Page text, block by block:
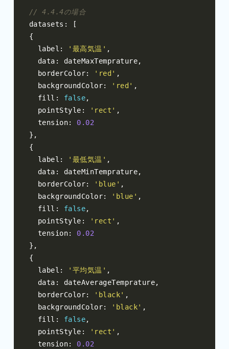
// 4.4.4の場合
datasets :
[
{
  label
: '最高気温' ,
  data
: dateMaxTemprature,
  borderColor
: 'red' ,
  backgroundColor
: 'red' ,
  fill
: false,
  pointStyle
: 'rect' ,
  tension
:
0.02
},
{
  label
: '最低気温' ,
  data
: dateMinTemprature,
  borderColor
: 'blue' ,
  backgroundColor
: 'blue' ,
  fill
: false,
  pointStyle
: 'rect' ,
  tension
:
0.02
},
{
  label
: '平均気温' ,
  data
: dateAverageTemprature,
  borderColor
: 'black' ,
  backgroundColor
: 'black' ,
  fill
: false,
  pointStyle
: 'rect' ,
  tension
:
0.02